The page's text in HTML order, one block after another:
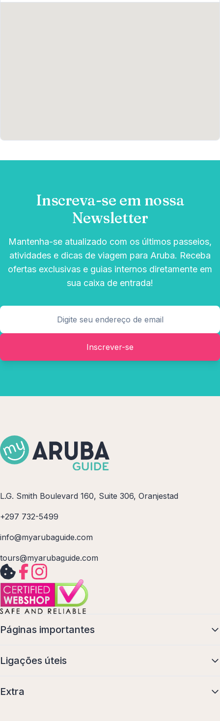
Inscreva-se em nossa
Newsletter
Mantenha-se atualizado com os últimos passeios,
atividades e dicas de viagem para Aruba. Receba
ofertas exclusivas e guias internos diretamente em
sua caixa de entrada!
Inscrever-se
L.G. Smith Boulevard 160, Suite 306, Oranjestad
+297 732-5499
info@myarubaguide.com
tours@myarubaguide.com
Páginas importantes
Ligações úteis
Extra